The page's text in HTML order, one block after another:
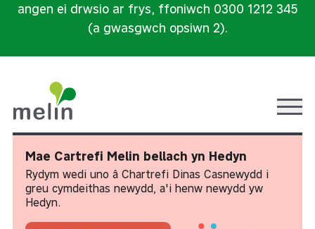
angen ei drwsio ar frys, ffoniwch 0300 1212 345
(a gwasgwch opsiwn 2).
Mae Cartrefi Melin bellach yn Hedyn
Rydym wedi uno â Chartrefi Dinas Casnewydd i
greu cymdeithas newydd, a'i henw newydd yw
Hedyn.